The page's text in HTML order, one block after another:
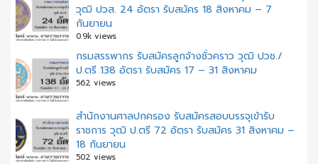
วุฒิ ปวส. 24 อัตรา รับสมัคร 18 สิงหาคม – 7
กันยายน
0.9k views
กรมสรรพากร รับสมัครลูกจ้างชั่วคราว วุฒิ ปวช./
ป.ตรี 138 อัตรา รับสมัคร 17 – 31 สิงหาคม
562 views
สํานักงานศาลปกครอง รับสมัครสอบบรรจุเข้ารับ
ราชการ วุฒิ ป.ตรี 72 อัตรา รับสมัคร 31 สิงหาคม –
18 กันยายน
502 views